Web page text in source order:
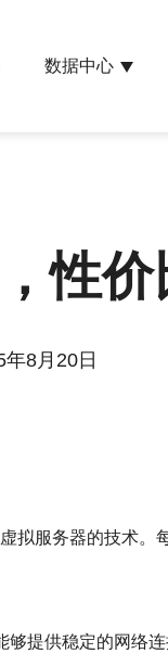
数据中心
性
年8月20日
服务器的技术
提供稳定的网络